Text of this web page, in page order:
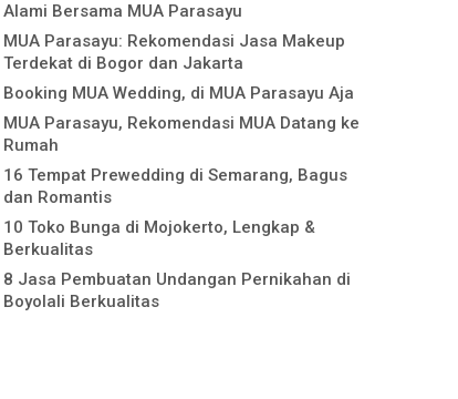
Alami Bersama MUA Parasayu
MUA Parasayu: Rekomendasi Jasa Makeup
Terdekat di Bogor dan Jakarta
Booking MUA Wedding, di MUA Parasayu Aja
MUA Parasayu, Rekomendasi MUA Datang ke
Rumah
16 Tempat Prewedding di Semarang, Bagus
dan Romantis
10 Toko Bunga di Mojokerto, Lengkap &
Berkualitas
8 Jasa Pembuatan Undangan Pernikahan di
Boyolali Berkualitas